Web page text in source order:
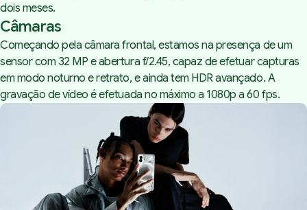
dois meses.
Câmaras
Começando pela câmara frontal, estamos na presença de um
sensor com 32 MP e abertura f/2.45, capaz de efetuar capturas
em modo noturno e retrato, e ainda tem HDR avançado. A
gravação de vídeo é efetuada no máximo a 1080p a 60 fps.